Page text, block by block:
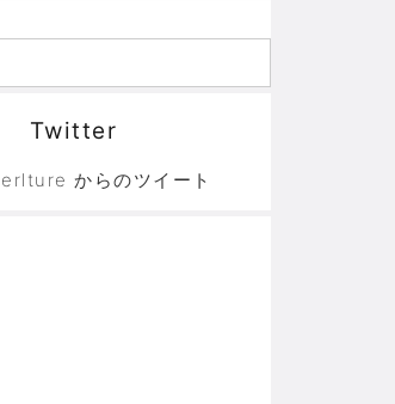
Twitter
からのツイート